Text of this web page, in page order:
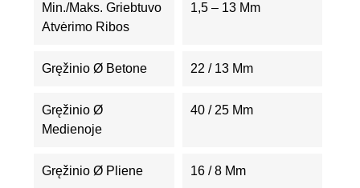
Min./maks. Griebtuvo
Atvėrimo Ribos
1,5 – 13 Mm
Gręžinio Ø Betone 22 / 13 Mm
Gręžinio Ø
Medienoje
40 / 25 Mm
Gręžinio Ø Pliene 16 / 8 Mm